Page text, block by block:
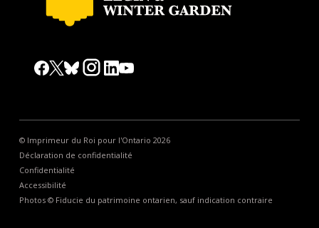
© Imprimeur du Roi pour l'Ontario 2026
Déclaration de confidentialité
Confidentialité
Accessibilité
Photos © Fiducie du patrimoine ontarien, sauf indication contraire